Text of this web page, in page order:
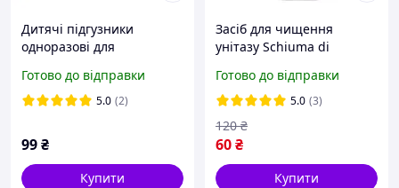
Дитячі підгузники
одноразові для
індикатором вологості та
еластичними боковинами
шт
Готово до відправки
5.0 (2)
99₴
Купити
Засіб для чищення
унітазу Schiuma di
Готово до відправки
5.0 (3)
60₴
120 ₴
Купити